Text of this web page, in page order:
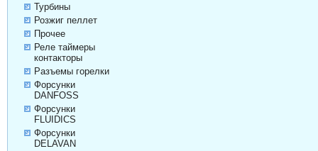
Турбины
Розжиг пеллет
Прочее
Реле таймеры
контакторы
Разъемы горелки
Форсунки
DANFOSS
Форсунки
FLUIDICS
Форсунки
DELAVAN